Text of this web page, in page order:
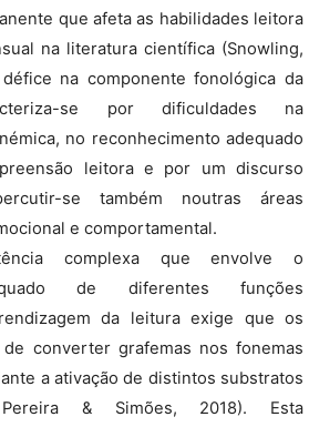
que afeta as habilidades leitora
na literatura científica (Snowling,
na componente fonológica da
se por dificuldades na
no reconhecimento adequado
leitora e por um discurso
se também noutras áreas
e comportamental.
complexa que envolve o
de diferentes funções
da leitura exige que os
converter grafemas nos fonemas
a ativação de distintos substratos
& Simões, 2018). Esta